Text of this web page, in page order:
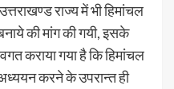
राज्य में भी हिमांचल
की मांग की गयी, इसके
कराया गया है कि हिमांचल
करने के उपरान्त ही